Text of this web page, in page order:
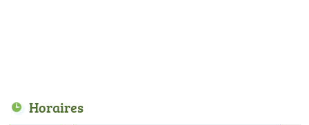
Horaires